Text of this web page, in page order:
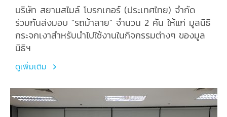
บริษัท สยามสไมล์ โบรกเกอร์ (ประเทศไทย) จำกัด
ร่วมกันส่งมอบ "รถม้าลาย" จำนวน 2 คัน ให้แก่ มูลนิธิ
กระจกเงาสำหรับนำไปใช้งานในกิจกรรมต่างๆ ของมูล
นิธิฯ
ดูเพิ่มเติม